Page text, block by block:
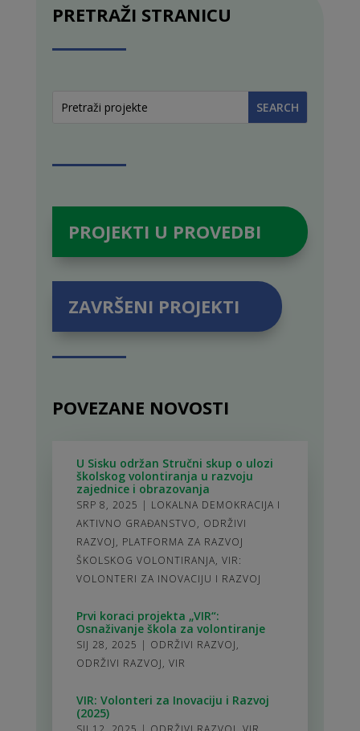
PRETRAŽI STRANICU
PROJEKTI U PROVEDBI
ZAVRŠENI PROJEKTI
POVEZANE NOVOSTI
U Sisku održan Stručni skup o ulozi
školskog volontiranja u razvoju
zajednice i obrazovanja
SRP 8, 2025 | LOKALNA DEMOKRACIJA I
AKTIVNO GRAĐANSTVO, ODRŽIVI
RAZVOJ, PLATFORMA ZA RAZVOJ
ŠKOLSKOG VOLONTIRANJA, VIR:
VOLONTERI ZA INOVACIJU I RAZVOJ
Prvi koraci projekta „VIR“:
Osnaživanje škola za volontiranje
SIJ 28, 2025 | ODRŽIVI RAZVOJ,
ODRŽIVI RAZVOJ, VIR
VIR: Volonteri za Inovaciju i Razvoj
(2025)